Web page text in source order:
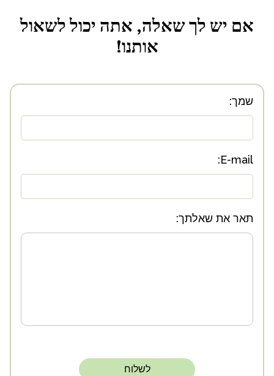
אם יש לך שאלה, אתה יכול לשאול
אותנו!
שמך:
E-mail:
תאר את שאלתך:
לשלוח